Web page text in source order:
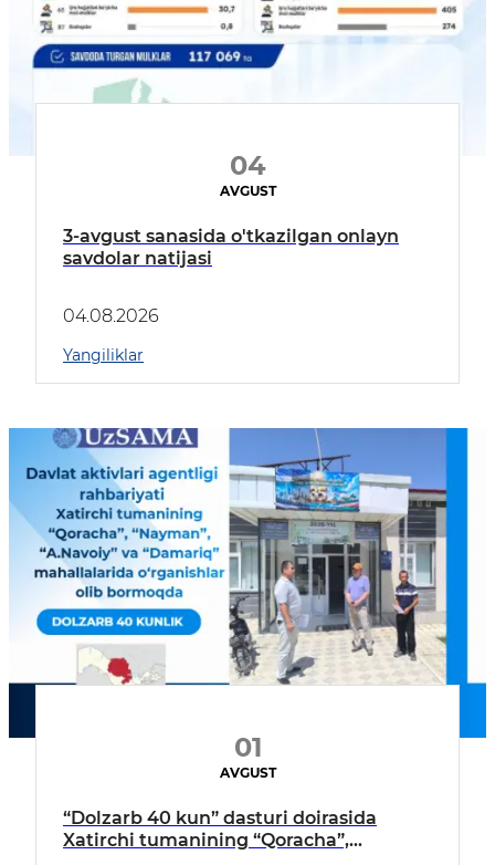
04
AVGUST
3-avgust sanasida o'tkazilgan onlayn
savdolar natijasi
04.08.2026
Yangiliklar
01
AVGUST
“Dolzarb 40 kun” dasturi doirasida
Xatirchi tumanining “Qoracha”,